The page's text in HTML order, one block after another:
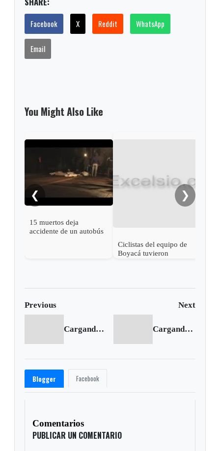
Facebook X Reddit WhatsApp
Email
You Might Also Like
❮
15 muertos deja
accidente de un autobús
Ciclistas del equipo de
Boyacá tuvieron
❯
Previous Next
Cargando anterior... Cargando siguiente...
Blogger Facebook
Comentarios
PUBLICAR UN COMENTARIO